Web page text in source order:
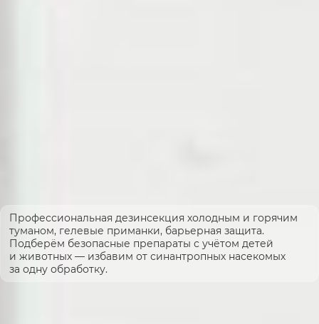
Профессиональная дезинсекция холодным и горячим
туманом, гелевые приманки, барьерная защита.
Подберём безопасные препараты с учётом детей
и животных — избавим от синантропных насекомых
за одну обработку.